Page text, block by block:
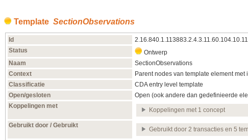
Template SectionObservations
Id 2.16.840.1.113883.2.4.3.11.60.104.10.11
Status
Ontwerp
Naam
SectionObservations
Context
Parent nodes van template element
Classificatie
CDA entry level template
Open/gesloten
Open (ook andere dan gedefinieerde
Koppelingen met
Koppelingen met 1 concept
Gebruikt door / Gebruikt
Gebruikt door 2 transacties en 5